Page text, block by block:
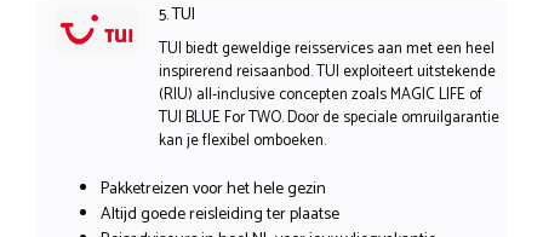
5. TUI
TUI biedt geweldige reisservices aan met een heel
inspirerend reisaanbod. TUI exploiteert uitstekende
(RIU) all-inclusive concepten zoals MAGIC LIFE of
TUI BLUE For TWO. Door de speciale omruilgarantie
kan je flexibel omboeken.
Pakketreizen voor het hele gezin
Altijd goede reisleiding ter plaatse